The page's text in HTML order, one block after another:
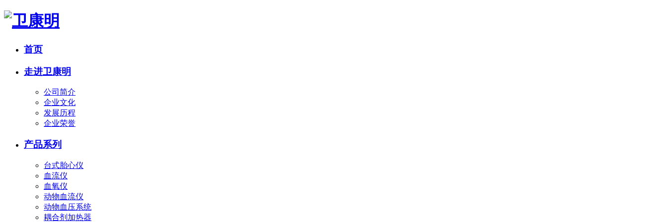
首页
走进卫康明
公司简介
企业文化
发展历程
企业荣誉
产品系列
台式胎心仪
血流仪
血氧仪
动物血流仪
动物血压系统
耦合剂加热器